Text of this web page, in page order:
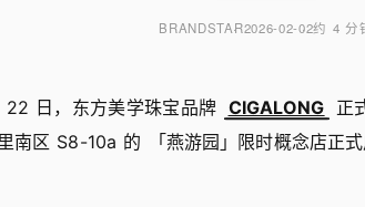
BRANDSTAR2026-02-02约 4 分
日，东方美学珠宝品牌 CIGALONG 正
南区 S8-10a 的 「燕游园」限时概念店正式